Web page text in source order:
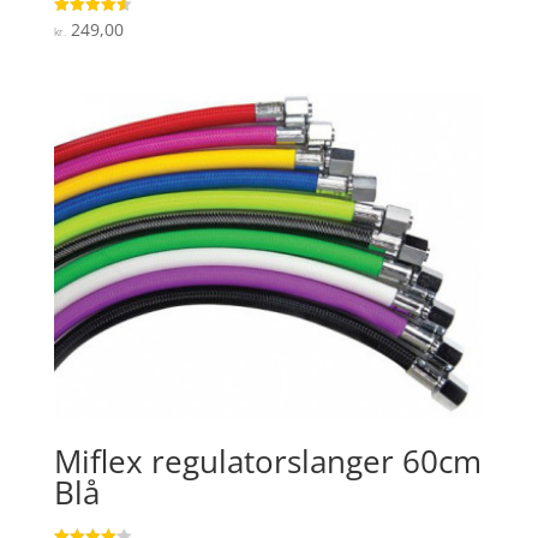
Vurderet
4.6
kr. 249,00
Miflex regulatorslanger 60cm
Blå